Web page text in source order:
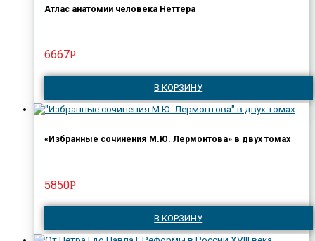
Атлас анатомии человека Неттера
6667Р
В КОРЗИНУ
«Избранные сочинения М.Ю. Лермонтова» в двух томах
5850Р
В КОРЗИНУ